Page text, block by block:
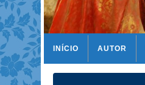
INÍCIO AUTOR